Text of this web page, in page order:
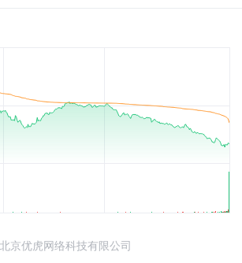
北京优虎网络科技有限公司